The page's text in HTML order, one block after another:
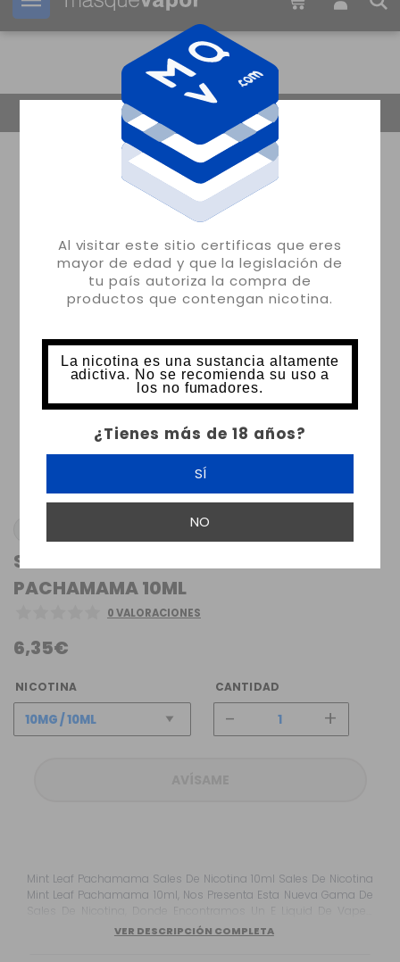
Al visitar este sitio certificas que eres
mayor de edad y que la legislación de
tu país autoriza la compra de
productos que contengan nicotina.
La nicotina es una sustancia altamente
adictiva. No se recomienda su uso a
los no fumadores.
¿Tienes más de 18 años?
SÍ
NO
Tu pedido puede ser enviado en 07h: 11m: 06s
SALES DE NICOTINA MINT LEAF
PACHAMAMA 10ML
0 VALORACIONES
6,35€
NICOTINA CANTIDAD
- +
Mint Leaf Pachamama Sales De Nicotina 10ml Sales De Nicotina
Mint Leaf Pachamama 10ml, Nos Presenta Esta Nueva Gama De
Sales De Nicotina, Donde Encontramos Un E Liquid De Vapeo
Realmente Increíble, Donde El Protagonista De Nuestro Vapeo
VER DESCRIPCIÓN COMPLETA